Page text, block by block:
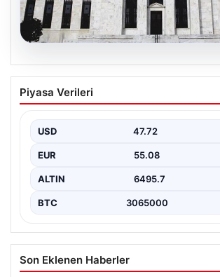
06.08.2026
Fed faizi sabit tuttu
Piyasa Verileri
USD 47.72
EUR 55.08
ALTIN 6495.7
BTC 3065000
Son Eklenen Haberler